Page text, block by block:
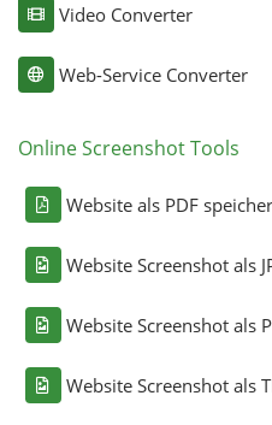
Video Converter
Web-Service Converter
Online Screenshot Tools
Website als PDF
Website Screenshot als
Website Screenshot als
Website Screenshot als